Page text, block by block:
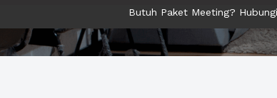
Butuh Paket Meeting?